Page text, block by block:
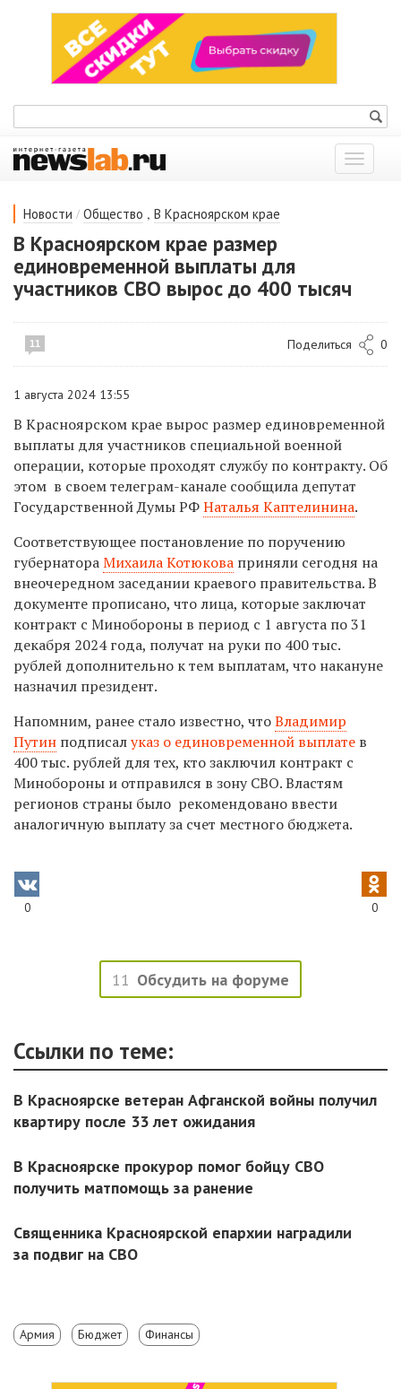
Показать
меню
Новости / Общество , В Красноярском крае
В Красноярском крае размер
единовременной выплаты для
участников СВО вырос до 400 тысяч
11 Поделиться 0
1 августа 2024 13:55
В Красноярском крае вырос размер единовременной
выплаты для участников специальной военной
операции, которые проходят службу по контракту. Об
этом в своем телеграм-канале сообщила депутат
Государственной Думы РФНаталья Каптелинина.
Соответствующее постановление по поручению
губернатораМихаила Котюкова приняли сегодня на
внеочередном заседании краевого правительства. В
документе прописано, что лица, которые заключат
контракт с Минобороны в период с 1 августа по 31
декабря 2024 года, получат на руки по 400 тыс.
рублей дополнительно к тем выплатам, что накануне
назначил президент.
Напомним, ранее стало известно, чтоВладимир
Путин подписалуказ о единовременной выплате в
400 тыс. рублей для тех, кто заключил контракт с
Минобороны и отправился в зону СВО. Властям
регионов страны было рекомендовано ввести
аналогичную выплату за счет местного бюджета.
0 0
11 Обсудить на форуме
Ссылки по теме:
В Красноярске ветеран Афганской войны получил
квартиру после 33 лет ожидания
В Красноярске прокурор помог бойцу СВО
получить матпомощь за ранение
Священника Красноярской епархии наградили
за подвиг на СВО
Армия Бюджет Финансы